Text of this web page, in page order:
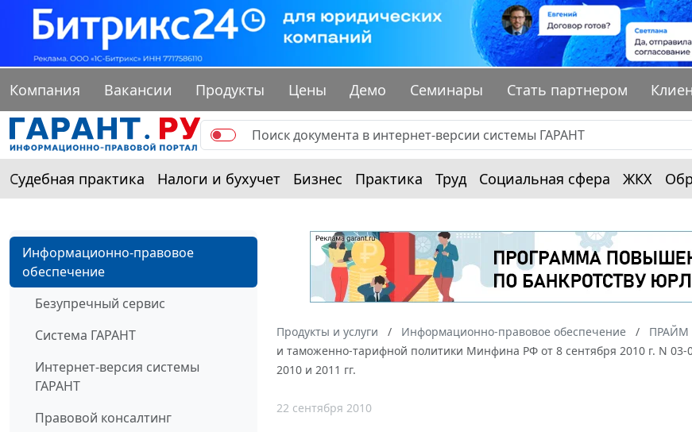
Компания Вакансии Продукты Цены Демо Семинары Стать партнером
Судебная практика Налоги и бухучет Бизнес Практика Труд Социальная сфера ЖКХ
Информационно-правовое
обеспечение
Безупречный сервис
Система ГАРАНТ
Интернет-версия системы
ГАРАНТ
Правовой консалтинг
Продукты и услуги Информационно-правовое обеспечение ПРАЙМ
и таможенно-тарифной политики Минфина РФ от 8 сентября 2010 г. N
2010 и 2011 гг.
22 сентября 2010